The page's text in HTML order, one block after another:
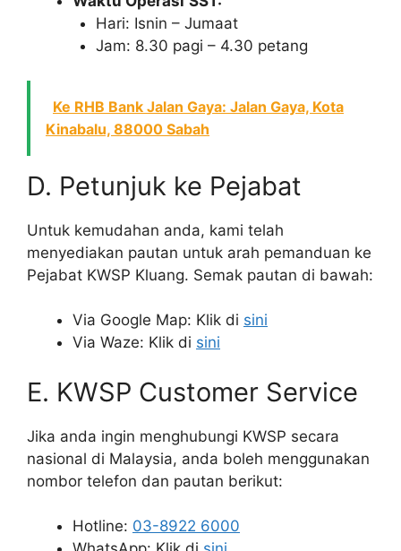
Hari: Isnin – Jumaat
Jam: 8.30 pagi – 4.30 petang
Ke RHB Bank Jalan Gaya: Jalan Gaya, Kota
Kinabalu, 88000 Sabah
D. Petunjuk ke Pejabat
Untuk kemudahan anda, kami telah
menyediakan pautan untuk arah pemanduan ke
Pejabat KWSP Kluang. Semak pautan di bawah:
Via Google Map: Klik di sini
Via Waze: Klik di sini
E. KWSP Customer Service
Jika anda ingin menghubungi KWSP secara
nasional di Malaysia, anda boleh menggunakan
nombor telefon dan pautan berikut:
Hotline: 03-8922 6000